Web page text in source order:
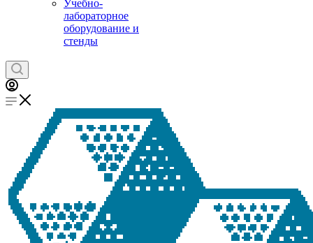
Учебно-
лабораторное
оборудование и
стенды